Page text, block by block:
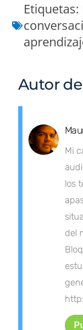
Etiquetas:
Autor
Mi
los
del